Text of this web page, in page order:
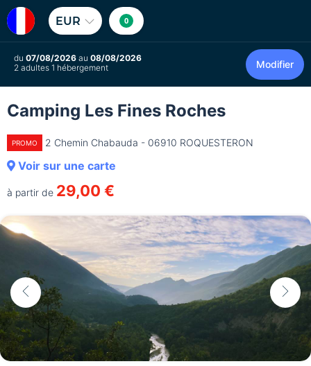
EUR 0
du 07/08/2026 au 08/08/2026
2 adultes 1 hébergement
Modifier
Camping Les Fines Roches
PROMO 2 Chemin Chabauda - 06910 ROQUESTERON
Voir sur une carte
à partir de 29,00 €